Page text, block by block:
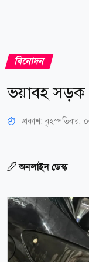
বিনোদন
ভয়াবহ সড়ক
প্রকাশ:
অনলাইন ডেস্ক